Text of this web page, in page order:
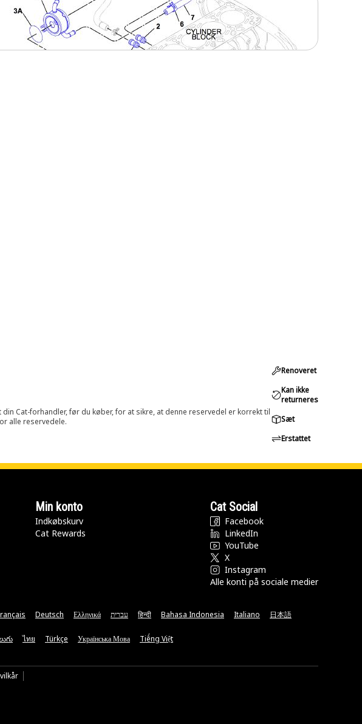
Cat-forhandler, før du køber, for at sikre, at denne reservedel er korrekt til
alle reservedele.
Renoveret
Kan ikke
returneres
Sæt
Erstattet
Min konto
Indkøbskurv
Cat Rewards
Cat Social
Facebook
LinkedIn
YouTube
X
Instagram
Alle konti på sociale medier
Deutsch Ελληνικά עברית हिन्दी Bahasa Indonesia Italiano 日本語
ไทย Türkçe Українська Мова Tiếng Việt